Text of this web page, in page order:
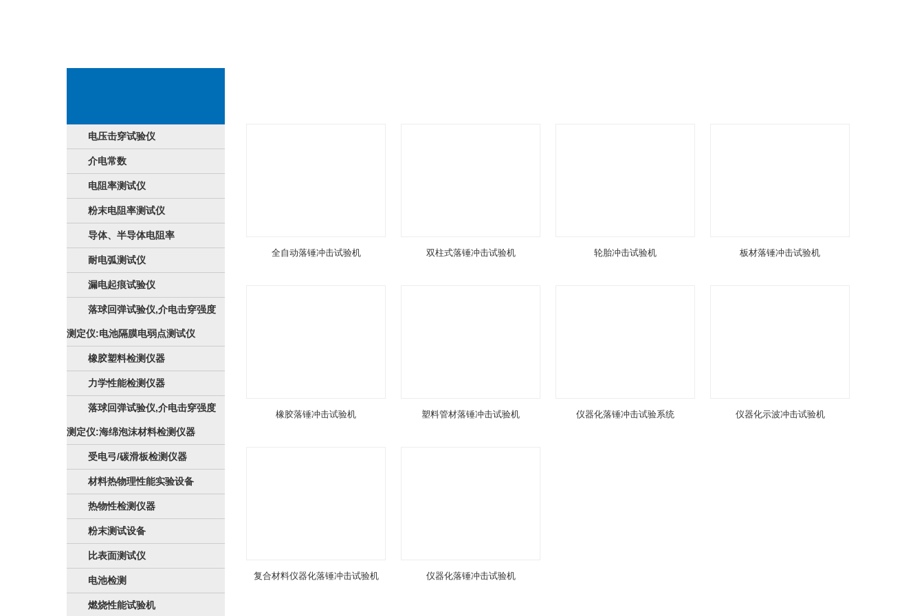
电压击穿试验仪
介电常数
电阻率测试仪
粉末电阻率测试仪
导体、半导体电阻率
耐电弧测试仪
漏电起痕试验仪
落球回弹试验仪,介电击穿强度
测定仪:电池隔膜电弱点测试仪
橡胶塑料检测仪器
力学性能检测仪器
落球回弹试验仪,介电击穿强度
测定仪:海绵泡沫材料检测仪器
受电弓/碳滑板检测仪器
材料热物理性能实验设备
热物性检测仪器
粉末测试设备
比表面测试仪
电池检测
燃烧性能试验机
全自动落锤冲击试验机 双柱式落锤冲击试验机 轮胎冲击试验机 板材落锤冲击试验机
橡胶落锤冲击试验机 塑料管材落锤冲击试验机 仪器化落锤冲击试验系统 仪器化示波冲击试验机
复合材料仪器化落锤冲击试验机 仪器化落锤冲击试验机